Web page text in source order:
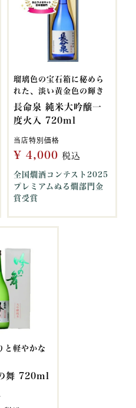
瑠璃色の宝石箱に秘めら
れた、淡い黄金色の輝き
長命泉 純米大吟醸一
度火入 720ml
当店特別価格
¥ 4,000 税込
全国燗酒コンテスト2025
プレミアムぬる燗部門金
賞受賞
と軽やかな
舞 720ml